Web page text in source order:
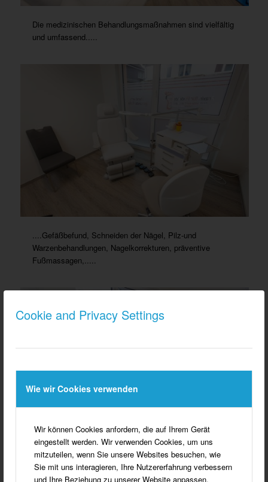
Cookie and Privacy Settings
Wie wir Cookies verwenden
Wir können Cookies anfordern, die auf Ihrem Gerät
eingestellt werden. Wir verwenden Cookies, um uns
mitzuteilen, wenn Sie unsere Websites besuchen, wie
Sie mit uns interagieren, Ihre Nutzererfahrung verbessern
und Ihre Beziehung zu unserer Website anpassen.
Die medizinischen Behandlungsmaßnahmen sind vielfältig
und umfassend.....
....Gefäßbefund, Schneiden der Nägel, Pilz-und
Warzenbehandlungen, Nagelkorrekturen, präventive
Fußmassagen,.....
..... in der Praxis kümmert man sich ganzheitlich um Füße.
Die Ende 2017 eröffnete Praxis ist zeitgemäß modern, hell